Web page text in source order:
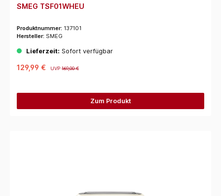
SMEG TSF01WHEU
Produktnummer: 137101
Hersteller: SMEG
Lieferzeit: Sofort verfügbar
129,99 € UVP169,00 €
Zum Produkt